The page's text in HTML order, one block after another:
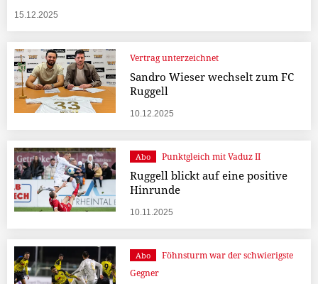
15.12.2025
Vertrag unterzeichnet
Sandro Wieser wechselt zum FC
Ruggell
10.12.2025
Abo Punktgleich mit Vaduz II
Ruggell blickt auf eine positive
Hinrunde
10.11.2025
Abo
Föhnsturm war der schwierigste
Gegner